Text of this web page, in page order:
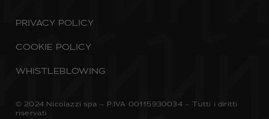
PRIVACY POLICY
COOKIE POLICY
WHISTLEBLOWING
© 2024 Nicolazzi spa – P.IVA 00115930034 – Tutti i diritti
riservati